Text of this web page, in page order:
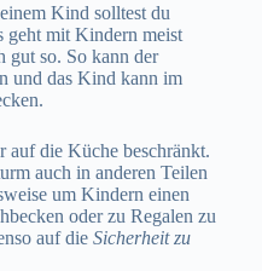
Kind solltest du
geht mit Kindern meist
gut so. So kann der
und das Kind kann im
auf die Küche beschränkt.
auch in anderen Teilen
um Kindern einen
oder zu Regalen zu
auf die Sicherheit zu